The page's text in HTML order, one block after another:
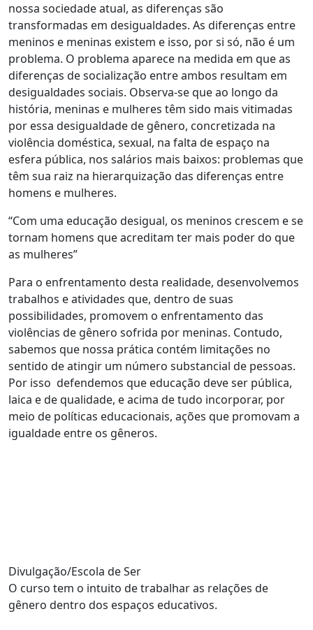
nossa sociedade atual, as diferenças são
transformadas em desigualdades. As diferenças entre
meninos e meninas existem e isso, por si só, não é um
problema. O problema aparece na medida em que as
diferenças de socialização entre ambos resultam em
desigualdades sociais. Observa-se que ao longo da
história, meninas e mulheres têm sido mais vitimadas
por essa desigualdade de gênero, concretizada na
violência doméstica, sexual, na falta de espaço na
esfera pública, nos salários mais baixos: problemas que
têm sua raiz na hierarquização das diferenças entre
homens e mulheres.
“Com uma educação desigual, os meninos crescem e se
tornam homens que acreditam ter mais poder do que
as mulheres”
Para o enfrentamento desta realidade, desenvolvemos
trabalhos e atividades que, dentro de suas
possibilidades, promovem o enfrentamento das
violências de gênero sofrida por meninas. Contudo,
sabemos que nossa prática contém limitações no
sentido de atingir um número substancial de pessoas.
Por isso defendemos que educação deve ser pública,
laica e de qualidade, e acima de tudo incorporar, por
meio de políticas educacionais, ações que promovam a
igualdade entre os gêneros.
Divulgação/Escola de Ser
O curso tem o intuito de trabalhar as relações de
gênero dentro dos espaços educativos.